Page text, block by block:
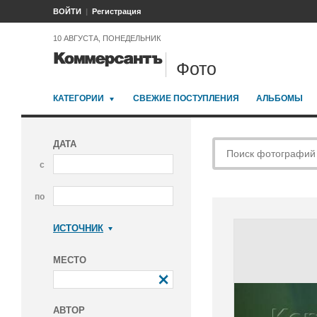
ВОЙТИ Регистрация
10 АВГУСТА, ПОНЕДЕЛЬНИК
Фото
КАТЕГОРИИ СВЕЖИЕ ПОСТУПЛЕНИЯ АЛЬБОМЫ
ДАТА
с
по
ИСТОЧНИК
МЕСТО
АВТОР